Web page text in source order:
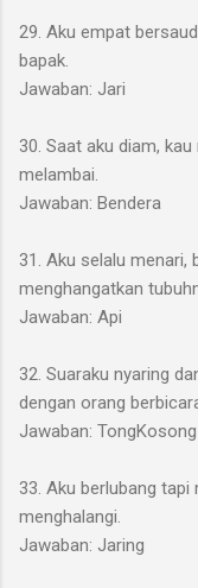
29. Aku empat
bapak.
Jawaban: Jari
30. Saat aku diam,
melambai.
Jawaban: Bendera
31. Aku selalu menari,
menghangatkan
Jawaban: Api
32. Suaraku nyaring
dengan orang
Jawaban: TongKosong
33. Aku berlubang tapi
menghalangi.
Jawaban: Jaring